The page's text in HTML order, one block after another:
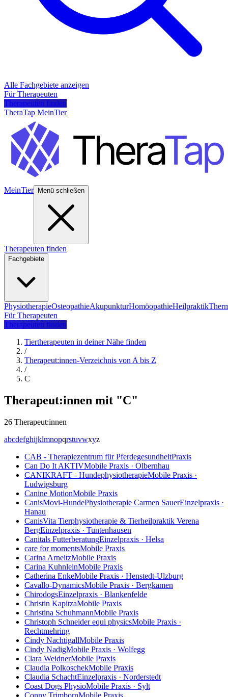
Alle Fachgebiete anzeigen
Für Therapeuten
Therapeuten finden
TheraTap MeinTier
MeinTier Menü schließen
Therapeuten finden
Fachgebiete
PhysiotherapieOsteopathieAkupunkturHomöopathieHeilpraktik
Für Therapeuten
Therapeuten finden
Tiertherapeuten in deiner Nähe finden
/
Therapeut:innen-Verzeichnis von A bis Z
/
C
Therapeut:innen mit "C"
26 Therapeut:innen
abcdefghijklmnopqrstuvwxyz
CAB - Therapiezentrum für PferdegesundheitPraxis
Can Do It AKTIVMobile Praxis · Olbernhau
CANIKRAFT - HundephysiotherapieMobile Praxis ·
Ludwigsburg
Canine MotionMobile Praxis
CanisMovi-HundePhysiotherapie Carmen SauerEinzelpraxis ·
Hanau
CanisVita Tierphysiotherapie & Tierheilpraktik Verena
BergEinzelpraxis · Tuntenhausen
Canitals FutterberatungEinzelpraxis · Helsa
care for momentsMobile Praxis
Carina ArneitzMobile Praxis
Carina KuhnleinMobile Praxis
Catherina EnkeMobile Praxis · Henstedt-Ulzburg
Cavallo-DynamicsMobile Praxis · Bergkamen
ChirodogsEinzelpraxis · Blankenfelde
Christin KapitzaMobile Praxis
Christina SchuhmannMobile Praxis
Christoph Schneider equi physicsMobile Praxis ·
Rechtmehring
Cindy NachtigallMobile Praxis
Cindy NadigMobile Praxis · Wolfegg
Clara WeidnerMobile Praxis
Claudia PolkoschekMobile Praxis
Claudia SchachtEinzelpraxis · Norderstedt
Coast Dogs PhysioMobile Praxis · Sylt
Conny TrimbornMobile Praxis